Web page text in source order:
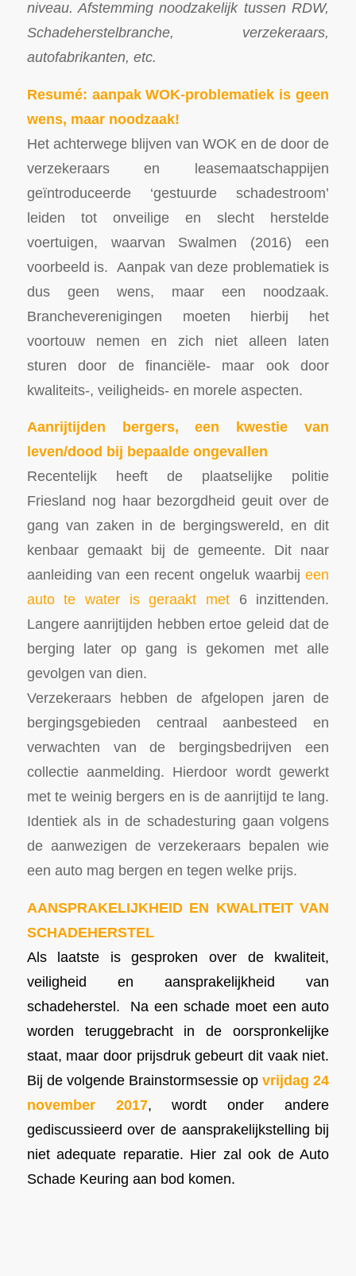
niveau. Afstemming noodzakelijk tussen RDW,
Schadeherstelbranche, verzekeraars,
autofabrikanten, etc.
Resumé: aanpak WOK-problematiek is geen
wens, maar noodzaak!
Het achterwege blijven van WOK en de door de
verzekeraars en leasemaatschappijen
geïntroduceerde ‘gestuurde schadestroom’
leiden tot onveilige en slecht herstelde
voertuigen, waarvan Swalmen (2016) een
voorbeeld is. Aanpak van deze problematiek is
dus geen wens, maar een noodzaak.
Brancheverenigingen moeten hierbij het
voortouw nemen en zich niet alleen laten
sturen door de financiële- maar ook door
kwaliteits-, veiligheids- en morele aspecten.
Aanrijtijden bergers, een kwestie van
leven/dood bij bepaalde ongevallen
Recentelijk heeft de plaatselijke politie
Friesland nog haar bezorgdheid geuit over de
gang van zaken in de bergingswereld, en dit
kenbaar gemaakt bij de gemeente. Dit naar
aanleiding van een recent ongeluk waarbijeen
auto te water is geraakt met 6 inzittenden.
Langere aanrijtijden hebben ertoe geleid dat de
berging later op gang is gekomen met alle
gevolgen van dien.
Verzekeraars hebben de afgelopen jaren de
bergingsgebieden centraal aanbesteed en
verwachten van de bergingsbedrijven een
collectie aanmelding. Hierdoor wordt gewerkt
met te weinig bergers en is de aanrijtijd te lang.
Identiek als in de schadesturing gaan volgens
de aanwezigen de verzekeraars bepalen wie
een auto mag bergen en tegen welke prijs.
AANSPRAKELIJKHEID EN KWALITEIT VAN
SCHADEHERSTEL
Als laatste is gesproken over de kwaliteit,
veiligheid en aansprakelijkheid van
schadeherstel.
Na een schade moet een auto
worden teruggebracht in de oorspronkelijke
staat, maar door prijsdruk gebeurt dit vaak niet.
Bij de volgende Brainstormsessie opvrijdag 24
november 2017, wordt onder andere
gediscussieerd over de aansprakelijkstelling bij
niet adequate reparatie. Hier zal ook de Auto
Schade Keuring aan bod komen.